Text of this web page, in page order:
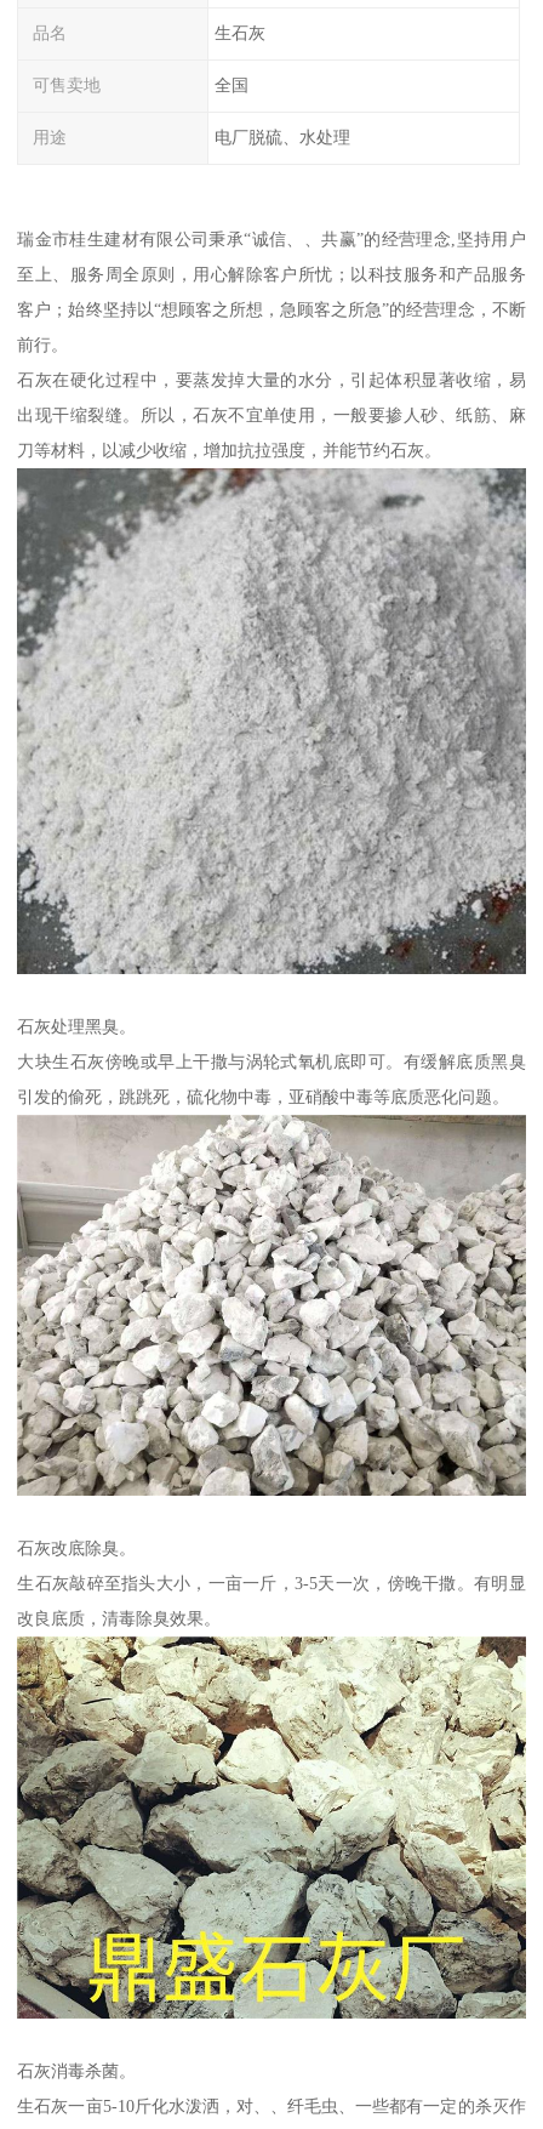
品名 生石灰
可售卖地 全国
用途 电厂脱硫、水处理
瑞金市桂生建材有限公司秉承“诚信、、共赢”的经营理念,坚持用户
至上、服务周全原则，用心解除客户所忧；以科技服务和产品服务
客户；始终坚持以“想顾客之所想，急顾客之所急”的经营理念，不断
前行。
石灰在硬化过程中，要蒸发掉大量的水分，引起体积显著收缩，易
出现干缩裂缝。所以，石灰不宜单使用，一般要掺人砂、纸筋、麻
刀等材料，以减少收缩，增加抗拉强度，并能节约石灰。
石灰处理黑臭。
大块生石灰傍晚或早上干撒与涡轮式氧机底即可。有缓解底质黑臭
引发的偷死，跳跳死，硫化物中毒，亚硝酸中毒等底质恶化问题。
石灰改底除臭。
生石灰敲碎至指头大小，一亩一斤，3-5天一次，傍晚干撒。有明显
改良底质，清毒除臭效果。
石灰消毒杀菌。
生石灰一亩5-10斤化水泼洒，对、、纤毛虫、一些都有一定的杀灭作